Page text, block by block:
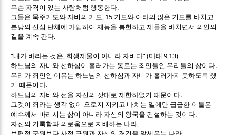
무슨 자격이 있는 사람처럼 행동한다.
그들은 묵주기도와 자비의 기도 , 15 기도와 여타의 많은 기도를 바치고
본당의 신심 단체에 가입하여 재능을 봉헌하고 제물을 바치면서 의인의
길을 계속 간다.
“내가 바라는 것은, 희생제물이 아니라 자비다” (마태9,13)
하느님의 자비와 선하심이 흘러가는 통로는 죄인들인 우리들의 삶이다.
우리가 죄인인 이유는 하느님의 선하심과 자비가 흘러가지 못하도록 했
기 때문이다.
하느님의 자비와 선을 자신의 잣대로 제한하였기 때문이다.
그것이 죄라는 생각 없이 오로지 지키고 바치는 일에만 급급한 이들은
예수께서 바리시는 삶이 아니라 자신의 왕국을 건설하는 것이다.
자신의 거룩함과 의로움으로 지배하는 나라,